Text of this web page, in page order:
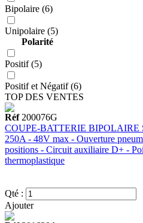
Bipolaire (6)
Unipolaire (5)
Polarité
Positif (5)
Positif et Négatif (6)
TOP DES VENTES
Réf200076G
COUPE-BATTERIE BIPOLAIRE
250A - 48V max - Ouverture
positions - Circuit auxiliaire D+ -
thermoplastique
Qté :
Ajouter